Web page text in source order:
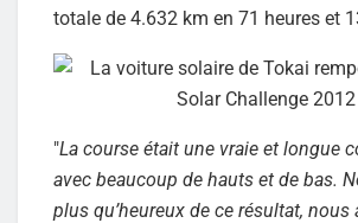
totale de 4.632 km en 71 heures et
"La course était une vraie et longue
avec beaucoup de hauts et de bas.
plus qu’heureux de ce résultat,